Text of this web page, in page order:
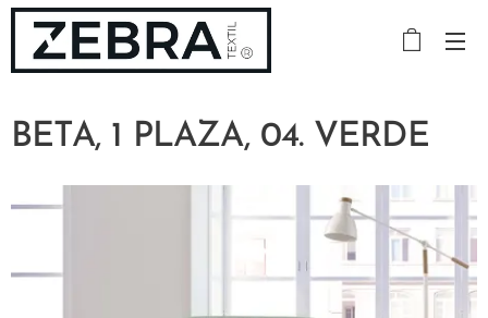
BETA, 1 PLAZA, 04. VERDE